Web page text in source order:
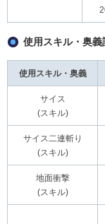
使用スキル・奥義
使用スキル・奥義
サイス
(スキル)
サイス二連斬り
(スキル)
地面衝撃
(スキル)